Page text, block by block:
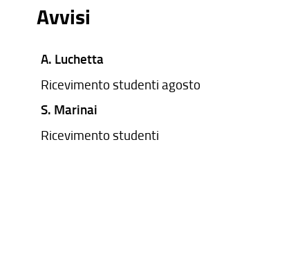
Avvisi
A. Luchetta
Ricevimento studenti agosto
S. Marinai
Ricevimento studenti